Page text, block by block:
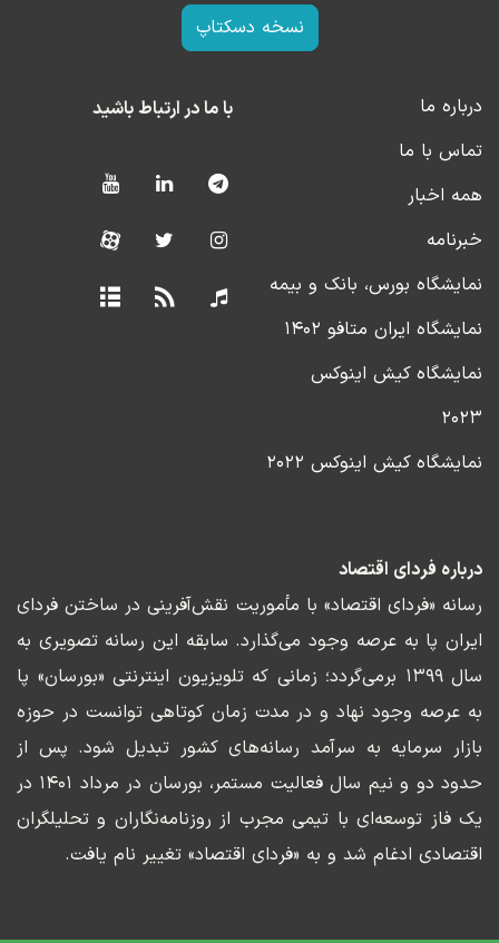
نسخه دسکتاپ
درباره ما
تماس با ما
همه اخبار
خبرنامه
نمایشگاه بورس، بانک و بیمه
نمایشگاه ایران متافو ۱۴۰۲
نمایشگاه کیش اینوکس
۲۰۲۳
نمایشگاه کیش اینوکس ۲۰۲۲
با ما در ارتباط باشید
درباره فردای اقتصاد
رسانه «فردای اقتصاد» با مأموریت نقش‌آفرینی در ساختن فردای
ایران پا به عرصه وجود می‌گذارد. سابقه این رسانه تصویری به
سال ۱۳۹۹ برمی‌گردد؛ زمانی که تلویزیون اینترنتی «بورسان» پا
به عرصه وجود نهاد و در مدت زمان کوتاهی توانست در حوزه
بازار سرمایه به سرآمد رسانه‌های کشور تبدیل شود. پس از
حدود دو و نیم سال فعالیت مستمر، بورسان در مرداد ۱۴۰۱ در
یک فاز توسعه‌ای با تیمی مجرب از روزنامه‌نگاران و تحلیلگران
اقتصادی ادغام شد و به «فردای اقتصاد» تغییر نام یافت.